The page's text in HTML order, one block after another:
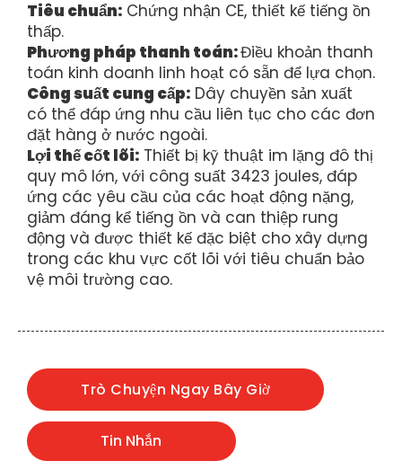
Tiêu chuẩn: Chứng nhận CE, thiết kế tiếng ồn
thấp.
Phương pháp thanh toán:Điều khoản thanh
toán kinh doanh linh hoạt có sẵn để lựa chọn.
Công suất cung cấp: Dây chuyền sản xuất
có thể đáp ứng nhu cầu liên tục cho các đơn
đặt hàng ở nước ngoài.
Lợi thế cốt lõi: Thiết bị kỹ thuật im lặng đô thị
quy mô lớn, với công suất 3423 joules, đáp
ứng các yêu cầu của các hoạt động nặng,
giảm đáng kể tiếng ồn và can thiệp rung
động và được thiết kế đặc biệt cho xây dựng
trong các khu vực cốt lõi với tiêu chuẩn bảo
vệ môi trường cao.
Trò Chuyện Ngay Bây Giờ
Tin Nhắn